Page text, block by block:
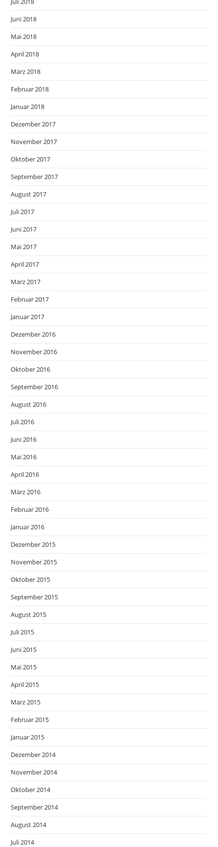
Juni 2018
Mai 2018
April 2018
März 2018
Februar 2018
Januar 2018
Dezember 2017
November 2017
Oktober 2017
September 2017
August 2017
Juli 2017
Juni 2017
Mai 2017
April 2017
März 2017
Februar 2017
Januar 2017
Dezember 2016
November 2016
Oktober 2016
September 2016
August 2016
Juli 2016
Juni 2016
Mai 2016
April 2016
März 2016
Februar 2016
Januar 2016
Dezember 2015
November 2015
Oktober 2015
September 2015
August 2015
Juli 2015
Juni 2015
Mai 2015
April 2015
März 2015
Februar 2015
Januar 2015
Dezember 2014
November 2014
Oktober 2014
September 2014
August 2014
Juli 2014